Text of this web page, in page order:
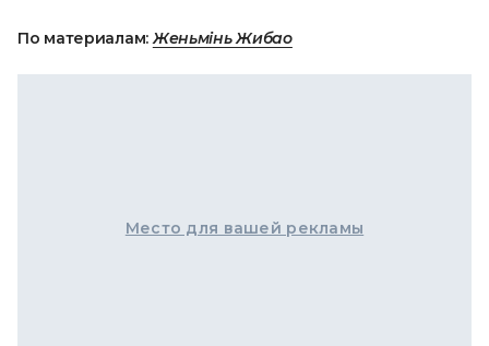
По материалам:Женьмінь Жибао
Место для вашей рекламы